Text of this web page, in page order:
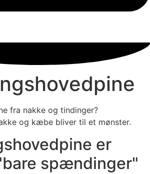
fra nakke og tindinger?
og kæbe bliver til et mønster.
er
spændinger"